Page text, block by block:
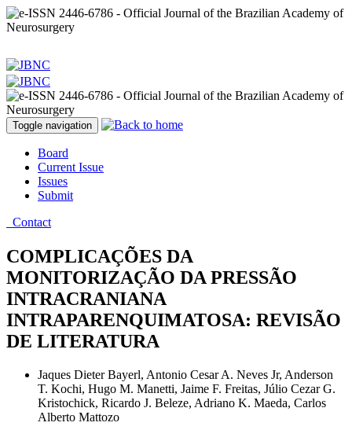
Toggle navigation
Board
Current Issue
Issues
Submit
Contact
COMPLICAÇÕES DA
MONITORIZAÇÃO DA PRESSÃO
INTRACRANIANA
INTRAPARENQUIMATOSA: REVISÃO
DE LITERATURA
Jaques Dieter Bayerl, Antonio Cesar A. Neves Jr, Anderson
T. Kochi, Hugo M. Manetti, Jaime F. Freitas, Júlio Cezar G.
Kristochick, Ricardo J. Beleze, Adriano K. Maeda, Carlos
Alberto Mattozo